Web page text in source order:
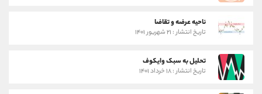
ناحیه عرضه و تقاضا
تاریخ انتشار : ۲۱ شهریور ۱۴۰۱
تحلیل به سبک وایکوف
تاریخ انتشار : ۱۸ خرداد ۱۴۰۱